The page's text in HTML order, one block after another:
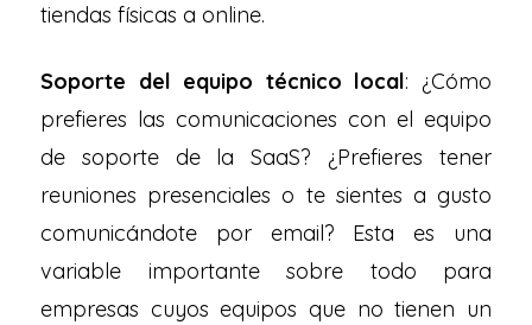
tiendas físicas a online.
Soporte del equipo técnico local: ¿Cómo
prefieres las comunicaciones con el equipo
de soporte de la SaaS? ¿Prefieres tener
reuniones presenciales o te sientes a gusto
comunicándote por email? Esta es una
variable importante sobre todo para
empresas cuyos equipos que no tienen un